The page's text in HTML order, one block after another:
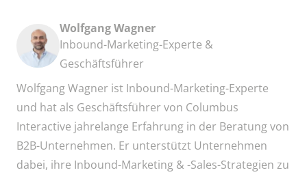
Wolfgang Wagner
Inbound-Marketing-Experte &
Geschäftsführer
Wolfgang Wagner ist Inbound-Marketing-Experte
und hat als Geschäftsführer von Columbus
Interactive jahrelange Erfahrung in der Beratung von
B2B-Unternehmen. Er unterstützt Unternehmen
dabei, ihre Inbound-Marketing & -Sales-Strategien zu